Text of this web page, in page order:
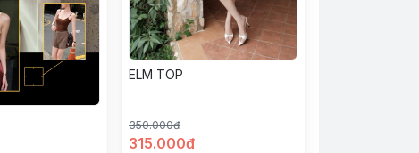
ELM TOP
350.000đ
315.000đ